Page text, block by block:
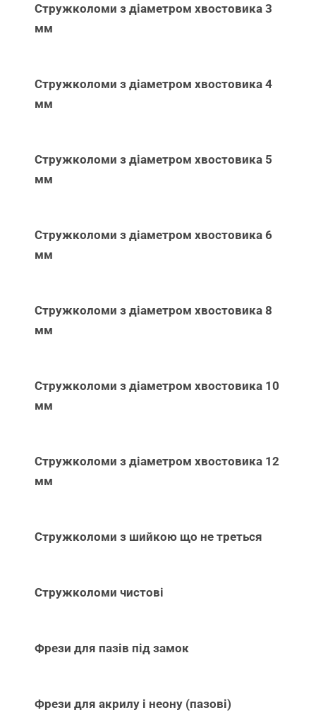
Стружколоми з діаметром хвостовика 3
мм
Стружколоми з діаметром хвостовика 4
мм
Стружколоми з діаметром хвостовика 5
мм
Стружколоми з діаметром хвостовика 6
мм
Стружколоми з діаметром хвостовика 8
мм
Стружколоми з діаметром хвостовика 10
мм
Стружколоми з діаметром хвостовика 12
мм
Стружколоми з шийкою що не треться
Стружколоми чистові
Фрези для пазів під замок
Фрези для акрилу і неону (пазові)